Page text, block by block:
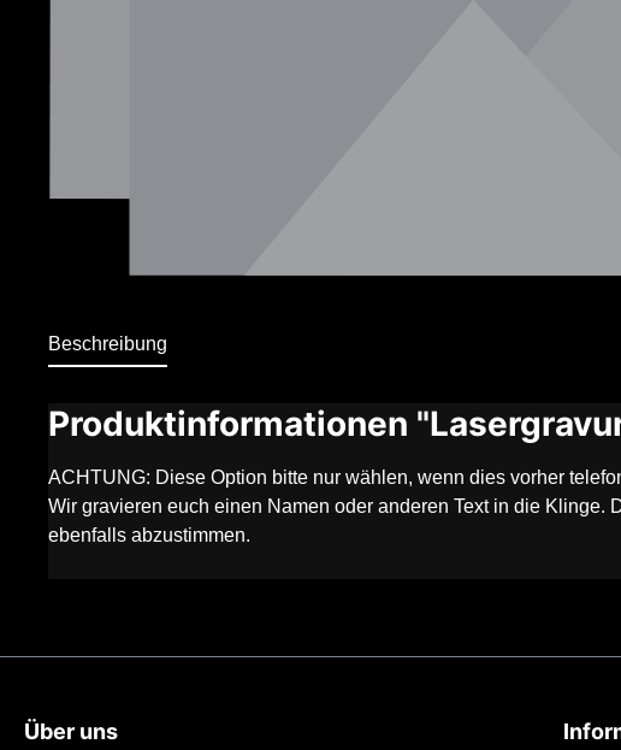
Beschreibung
Produktinformationen
ACHTUNG: Diese Option bitte nur wählen, wenn dies vorher
Wir gravieren euch einen Namen oder anderen Text in die
ebenfalls abzustimmen.
Über uns